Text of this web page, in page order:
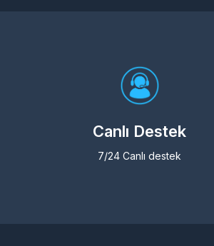
Canlı Destek
7/24 Canlı destek